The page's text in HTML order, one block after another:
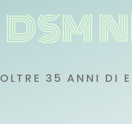
OLTRE 35 ANNI DI
DSMN